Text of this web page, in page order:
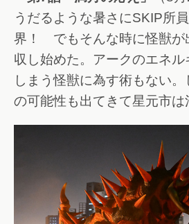
うだるような暑さにSKIP所
界！ でもそんな時に怪獣が
収し始めた。アークのエネ
しまう怪獣に為す術もない
の可能性も出てきて星元市は